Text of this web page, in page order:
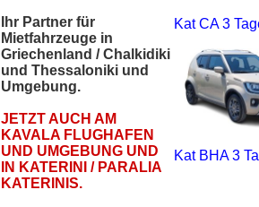
Ihr Partner für
Mietfahrzeuge in
Griechenland / Chalkidiki
und Thessaloniki und
Umgebung.
JETZT AUCH AM
KAVALA FLUGHAFEN
UND UMGEBUNG UND
IN KATERINI / PARALIA
KATERINIS.
Kat CA3
Kat BHA3